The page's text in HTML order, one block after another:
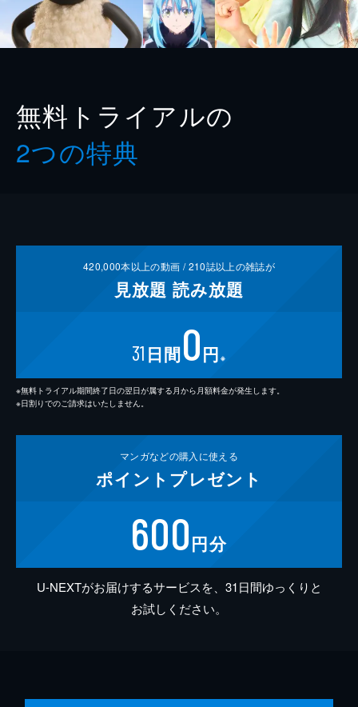
無料トライアルの
2つの特典
420,000本以上の動画 /210誌以上の雑誌が
見放題 読み放題
31 日間0円 ※
※無料トライアル期間終了日の翌日が属する月から月額料金が発生します。
※日割りでのご請求はいたしません。
マンガなどの購入に使える
ポイント プレゼント
600円分
U-NEXTがお届けするサービスを、31日間ゆっくりと
お試しください。